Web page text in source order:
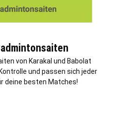
von Karakal und Babolat
und passen sich jeder
deine besten Matches!